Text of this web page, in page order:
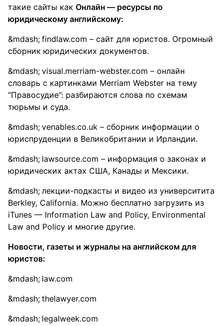
такие сайты как Онлайн — ресурсы по
юридическому английскому:
findlaw.com – сайт для юристов. Огромный
сборник юридических документов.
visual.merriam-webster.com – онлайн
словарь с картинками Merriam Webster на тему
“Правосудие”: разбираются слова по схемам
тюрьмы и суда.
venables.co.uk – сборник информации о
юриспруденции в Великобритании и Ирландии.
lawsource.com – информация о законах и
юридических актах США, Канады и Мексики.
лекции-подкасты и видео из университита
Berkley, California. Можно бесплатно загрузить из
iTunes — Information Law and Policy, Environmental
Law and Policy и многие другие.
Новости, газеты и журналы на английском для
юристов:
law.com
thelawyer.com
legalweek.com